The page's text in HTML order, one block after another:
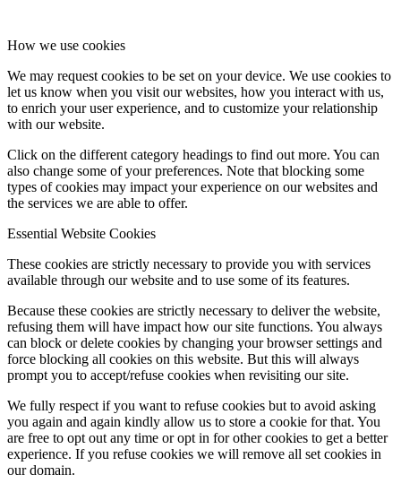
How we use cookies
We may request cookies to be set on your device. We use cookies to
let us know when you visit our websites, how you interact with us,
to enrich your user experience, and to customize your relationship
with our website.
Click on the different category headings to find out more. You can
also change some of your preferences. Note that blocking some
types of cookies may impact your experience on our websites and
the services we are able to offer.
Essential Website Cookies
These cookies are strictly necessary to provide you with services
available through our website and to use some of its features.
Because these cookies are strictly necessary to deliver the website,
refusing them will have impact how our site functions. You always
can block or delete cookies by changing your browser settings and
force blocking all cookies on this website. But this will always
prompt you to accept/refuse cookies when revisiting our site.
We fully respect if you want to refuse cookies but to avoid asking
you again and again kindly allow us to store a cookie for that. You
are free to opt out any time or opt in for other cookies to get a better
experience. If you refuse cookies we will remove all set cookies in
our domain.